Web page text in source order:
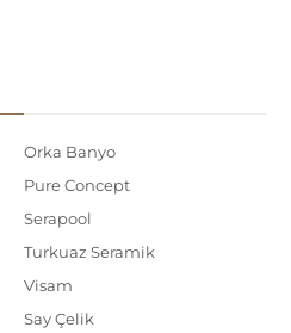
Orka Banyo
Pure Concept
Serapool
Turkuaz Seramik
Visam
Say Çelik